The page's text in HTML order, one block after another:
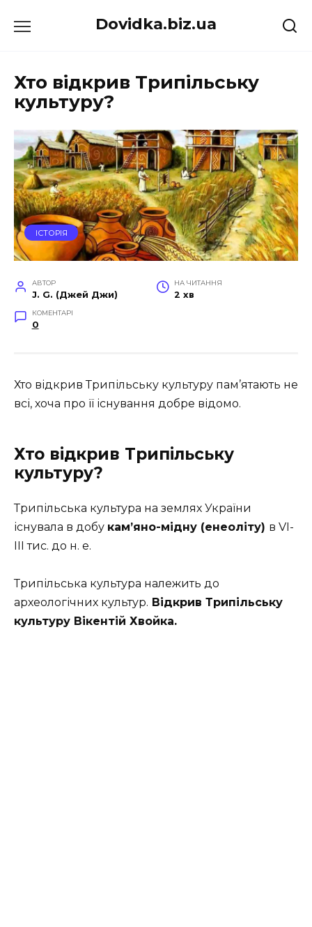
до
Dovidka.biz.ua
Хто відкрив Трипільську
культуру?
ІСТОРІЯ
АВТОР
J. G. (Джей Джи)
НА ЧИТАННЯ
2 хв
КОМЕНТАРІ
0
Хто відкрив Трипільську культуру пам’ятають не
всі, хоча про її існування добре відомо.
Хто відкрив Трипільську
культуру?
Трипільська культура на землях України
існувала в добу кам’яно-мідну (енеоліту) в VI-
III тис. до н. е.
Трипільська культура належить до
археологічних культур. Відкрив Трипільську
культуру Вікентій Хвойка.